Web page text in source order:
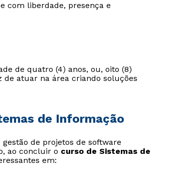
com liberdade, presença e
de quatro (4) anos, ou, oito (8)
de atuar na área criando soluções
de Informação
de projetos de software
ao concluir o curso de Sistemas de
em: